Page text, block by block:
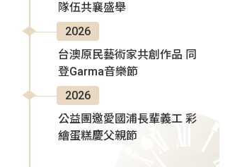
隊伍共襄盛舉
2026
台澳原民藝術家共創作品 同
登Garma音樂節
2026
公益團邀愛國浦長輩義工 彩
繪蛋糕慶父親節